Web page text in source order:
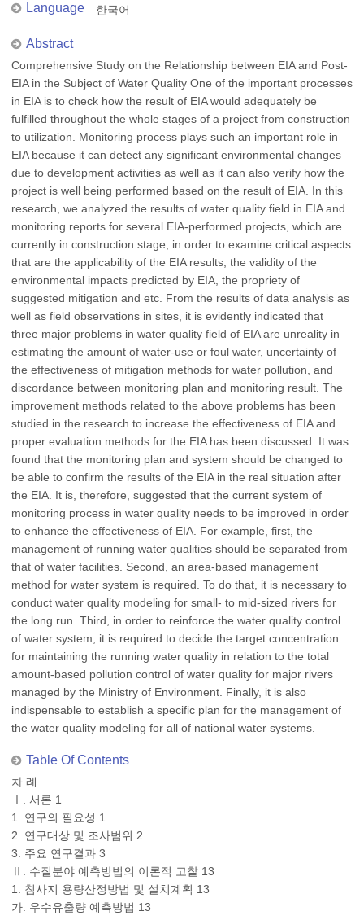
Language 한국어
Abstract
Comprehensive Study on the Relationship between EIA and Post-
EIA in the Subject of Water Quality One of the important processes
in EIA is to check how the result of EIA would adequately be
fulfilled throughout the whole stages of a project from construction
to utilization. Monitoring process plays such an important role in
EIA because it can detect any significant environmental changes
due to development activities as well as it can also verify how the
project is well being performed based on the result of EIA. In this
research, we analyzed the results of water quality field in EIA and
monitoring reports for several EIA-performed projects, which are
currently in construction stage, in order to examine critical aspects
that are the applicability of the EIA results, the validity of the
environmental impacts predicted by EIA, the propriety of
suggested mitigation and etc. From the results of data analysis as
well as field observations in sites, it is evidently indicated that
three major problems in water quality field of EIA are unreality in
estimating the amount of water-use or foul water, uncertainty of
the effectiveness of mitigation methods for water pollution, and
discordance between monitoring plan and monitoring result. The
improvement methods related to the above problems has been
studied in the research to increase the effectiveness of EIA and
proper evaluation methods for the EIA has been discussed. It was
found that the monitoring plan and system should be changed to
be able to confirm the results of the EIA in the real situation after
the EIA. It is, therefore, suggested that the current system of
monitoring process in water quality needs to be improved in order
to enhance the effectiveness of EIA. For example, first, the
management of running water qualities should be separated from
that of water facilities. Second, an area-based management
method for water system is required. To do that, it is necessary to
conduct water quality modeling for small- to mid-sized rivers for
the long run. Third, in order to reinforce the water quality control
of water system, it is required to decide the target concentration
for maintaining the running water quality in relation to the total
amount-based pollution control of water quality for major rivers
managed by the Ministry of Environment. Finally, it is also
indispensable to establish a specific plan for the management of
the water quality modeling for all of national water systems.
Table Of Contents
차 례
Ⅰ. 서론 1
1. 연구의 필요성 1
2. 연구대상 및 조사범위 2
3. 주요 연구결과 3
Ⅱ. 수질분야 예측방법의 이론적 고찰 13
1. 침사지 용량산정방법 및 설치계획 13
가. 우수유출량 예측방법 13